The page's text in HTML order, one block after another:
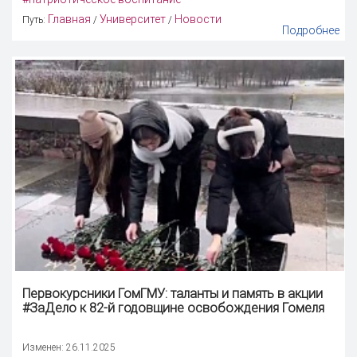
Путь: Главная / Университет / Новости
Подробнее
Первокурсники ГомГМУ: таланты и память в акции
#ЗаДело к 82-й годовщине освобождения Гомеля
Изменен: 26.11.2025